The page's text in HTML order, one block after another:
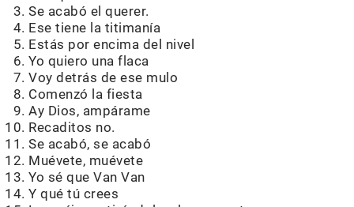
Se acabó el querer.
Ese tiene la titimanía
Estás por encima del nivel
Yo quiero una flaca
Voy detrás de ese mulo
Comenzó la fiesta
Ay Dios, ampárame
Recaditos no.
Se acabó, se acabó
Muévete, muévete
Yo sé que Van Van
Y qué tú crees